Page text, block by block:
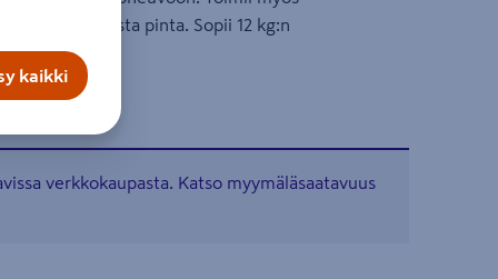
matta musta pinta. Sopii 12 kg:n
verkkokaupasta. Katso myymäläsaatavuus
kaikki